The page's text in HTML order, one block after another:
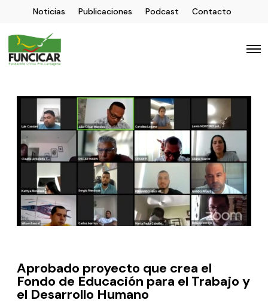
Noticias Publicaciones Podcast Contacto
Aprobado proyecto que crea el
Fondo de Educación para el Trabajo y
el Desarrollo Humano